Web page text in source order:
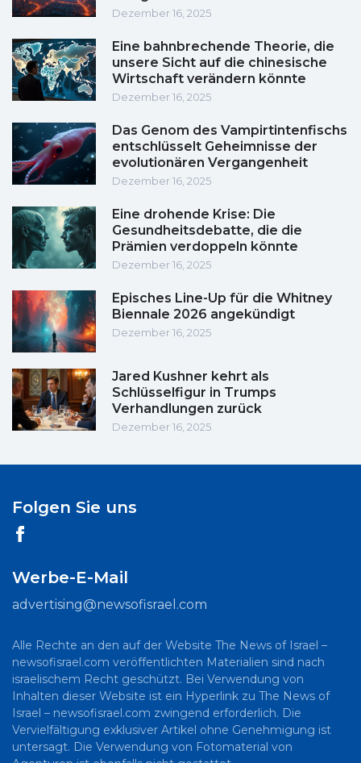
Dezember 16, 2025
Eine bahnbrechende Theorie, die
unsere Sicht auf die chinesische
Wirtschaft verändern könnte
Dezember 16, 2025
Das Genom des Vampirtintenfischs
entschlüsselt Geheimnisse der
evolutionären Vergangenheit
Dezember 16, 2025
Eine drohende Krise: Die
Gesundheitsdebatte, die die
Prämien verdoppeln könnte
Dezember 16, 2025
Episches Line-Up für die Whitney
Biennale 2026 angekündigt
Dezember 16, 2025
Jared Kushner kehrt als
Schlüsselfigur in Trumps
Verhandlungen zurück
Dezember 16, 2025
Folgen Sie uns
Werbe-E-Mail
advertising@newsofisrael.com
Alle Rechte an den auf der Website The News of Israel –
newsofisrael.com veröffentlichten Materialien sind nach
israelischem Recht geschützt. Bei Verwendung von
Inhalten dieser Website ist ein Hyperlink zu The News of
Israel – newsofisrael.com zwingend erforderlich. Die
Vervielfältigung exklusiver Artikel ohne Genehmigung ist
untersagt. Die Verwendung von Fotomaterial von